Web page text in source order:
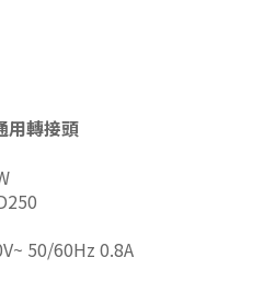
用轉接頭
50/60Hz 0.8A